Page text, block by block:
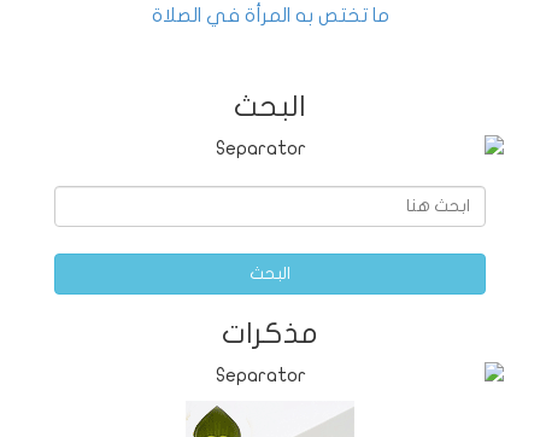
ما تختص به المرأة في الصلاة
البحث
البحث
مذكرات